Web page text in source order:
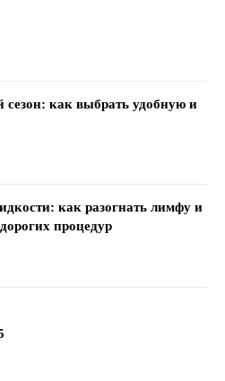
сезон: как выбрать удобную и
как разогнать лимфу и
процедур